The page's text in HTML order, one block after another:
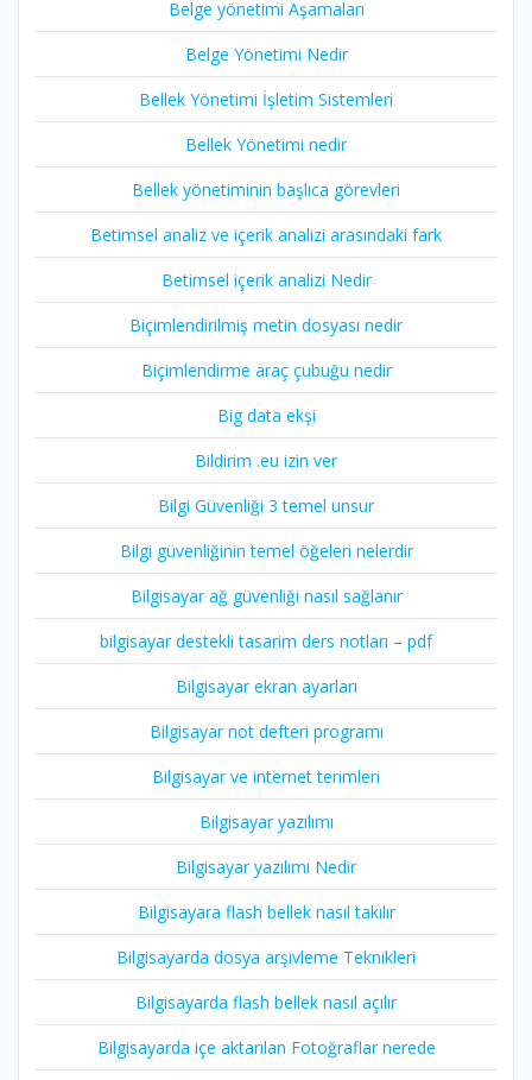
Belge yönetimi Aşamaları
Belge Yönetimi Nedir
Bellek Yönetimi İşletim Sistemleri
Bellek Yönetimi nedir
Bellek yönetiminin başlıca görevleri
Betimsel analiz ve içerik analizi arasındaki fark
Betimsel içerik analizi Nedir
Biçimlendirilmiş metin dosyası nedir
Biçimlendirme araç çubuğu nedir
Big data ekşi
Bildirim .eu izin ver
Bilgi Güvenliği 3 temel unsur
Bilgi güvenliğinin temel öğeleri nelerdir
Bilgisayar ağ güvenliği nasıl sağlanır
bilgisayar destekli tasarim ders notları – pdf
Bilgisayar ekran ayarları
Bilgisayar not defteri programı
Bilgisayar ve internet terimleri
Bilgisayar yazılımı
Bilgisayar yazılımı Nedir
Bilgisayara flash bellek nasıl takılır
Bilgisayarda dosya arşivleme Teknikleri
Bilgisayarda flash bellek nasıl açılır
Bilgisayarda içe aktarılan Fotoğraflar nerede